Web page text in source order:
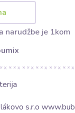
narudžbe je 1kom
s.r.o